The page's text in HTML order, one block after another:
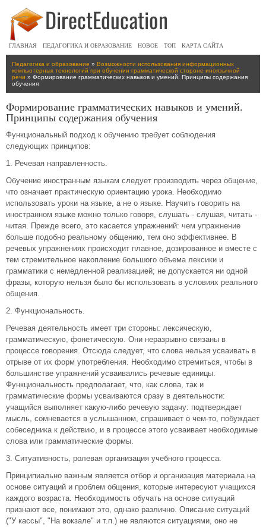
ГЛАВНАЯ ПЕДАГОГИКА И ОБРАЗОВАНИЕ НОВОЕ ТОП КАРТА САЙТА
Педагогика и образование » Возможности использования информационных
компьютерных технологий при обучении грамматической стороне иноязычной
речи » Формирование грамматических навыков и умений. Принципы содержания
обучения
Формирование грамматических навыков и умений.
Принципы содержания обучения
Функциональный подход к обучению требует соблюдения
следующих принципов:
1. Речевая направленность.
Обучение иностранным языкам следует производить через общение,
что означает практическую ориентацию урока. Необходимо
использовать уроки на языке, а не о языке. Научить говорить на
иностранном языке можно только говоря, слушать - слушая, читать -
читая. Прежде всего, это касается упражнений: чем упражнение
больше подобно реальному общению, тем оно эффективнее. В
речевых упражнениях происходит плавное, дозированное и вместе с
тем стремительное накопление большого объема лексики и
грамматики с немедленной реализацией; не допускается ни одной
фразы, которую нельзя было бы использовать в условиях реального
общения.
2. Функциональность.
Речевая деятельность имеет три стороны: лексическую,
грамматическую, фонетическую. Они неразрывно связаны в
процессе говорения. Отсюда следует, что слова нельзя усваивать в
отрыве от их форм употребления. Необходимо стремиться, чтобы в
большинстве упражнений усваивались речевые единицы.
Функциональность предполагает, что, как слова, так и
грамматические формы усваиваются сразу в деятельности:
учащийся выполняет какую-либо речевую задачу: подтверждает
мысль, сомневается в услышанном, спрашивает о чем-то, побуждает
собеседника к действию, и в процессе этого усваивает необходимые
слова или грамматические формы.
3. Ситуативность, ролевая организация учебного процесса.
Принципиально важным является отбор и организация материала на
основе ситуаций и проблем общения, которые интересуют учащихся
каждого возраста. Необходимость обучать на основе ситуаций
признают все, понимают это, однако различно. Описание ситуаций
("У кассы", "На вокзале" и т.п.) не являются ситуациями, оно не